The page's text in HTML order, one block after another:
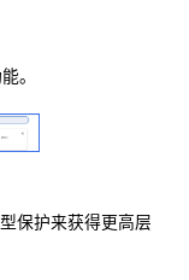
。
保护来获得更高层